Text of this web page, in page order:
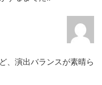
、演出バランスが素晴ら